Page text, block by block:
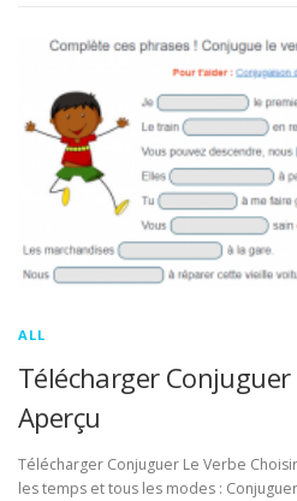
ALL
Télécharger Conjuguer
Aperçu
Télécharger Conjuguer Le Verbe
les temps et tous les modes :